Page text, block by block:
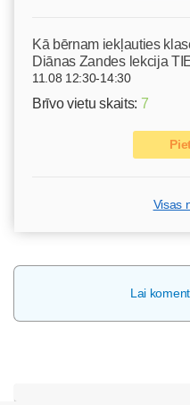
Kā bērnam iekļauties
Diānas Zandes lekcija
11.08 12:30-14:30
Brīvo vietu skaits: 7
Visas
Lai